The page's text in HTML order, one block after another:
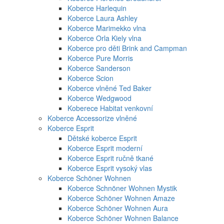
Koberce Harlequin
Koberce Laura Ashley
Koberce Marimekko vlna
Koberce Orla Kiely vlna
Koberce pro děti Brink and Campman
Koberce Pure Morris
Koberce Sanderson
Koberce Scion
Koberce vlněné Ted Baker
Koberce Wedgwood
Koberece Habitat venkovní
Koberce Accessorize vlněné
Koberce Esprit
Dětské koberce Esprit
Koberce Esprit moderní
Koberce Esprit ručně tkané
Koberce Esprit vysoký vlas
Koberce Schöner Wohnen
Koberce Schnöner Wohnen Mystik
Koberce Schöner Wohnen Amaze
Koberce Schöner Wohnen Aura
Koberce Schöner Wohnen Balance